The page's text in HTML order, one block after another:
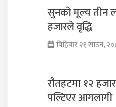
सुनको मूल्य तीन
हजारले वृद्धि
बिहिबार २१ साउन,
रौतहटमा १२
पल्टिएर आगलागी